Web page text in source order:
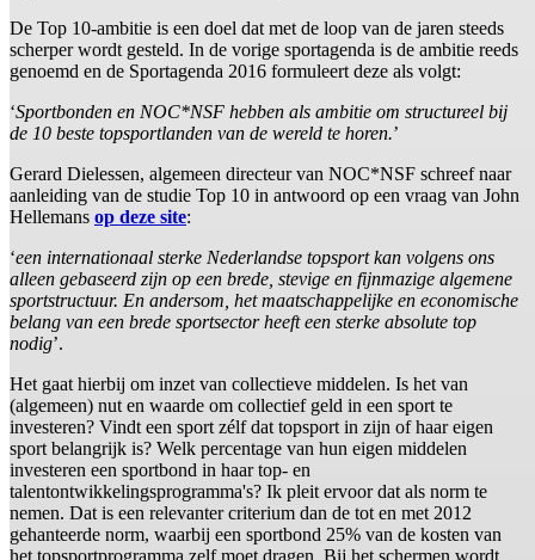
De Top 10-ambitie is een doel dat met de loop van de jaren steeds
scherper wordt gesteld. In de vorige sportagenda is de ambitie reeds
genoemd en de Sportagenda 2016 formuleert deze als volgt:
‘Sportbonden en NOC*NSF hebben als ambitie om structureel bij
de 10 beste topsportlanden van de wereld te horen.’
Gerard Dielessen, algemeen directeur van NOC*NSF schreef naar
aanleiding van de studie Top 10 in antwoord op een vraag van John
Hellemans op deze site:
‘een internationaal sterke Nederlandse topsport kan volgens ons
alleen gebaseerd zijn op een brede, stevige en fijnmazige algemene
sportstructuur. En andersom, het maatschappelijke en economische
belang van een brede sportsector heeft een sterke absolute top
nodig’.
Het gaat hierbij om inzet van collectieve middelen. Is het van
(algemeen) nut en waarde om collectief geld in een sport te
investeren? Vindt een sport zélf dat topsport in zijn of haar eigen
sport belangrijk is? Welk percentage van hun eigen middelen
investeren een sportbond in haar top- en
talentontwikkelingsprogramma's? Ik pleit ervoor dat als norm te
nemen. Dat is een relevanter criterium dan de tot en met 2012
gehanteerde norm, waarbij een sportbond 25% van de kosten van